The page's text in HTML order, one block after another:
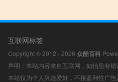
互联网标签
Copyright © 2012 - 2026 众酷百科
声明：本站内容来自互联网，如信息有
本站仅为个人兴趣爱好，不接盈利性广